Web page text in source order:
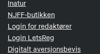
Inatur
NJFF-butikken
Login for redaktører
Login LetsReg
Digitalt aversjonsbevis